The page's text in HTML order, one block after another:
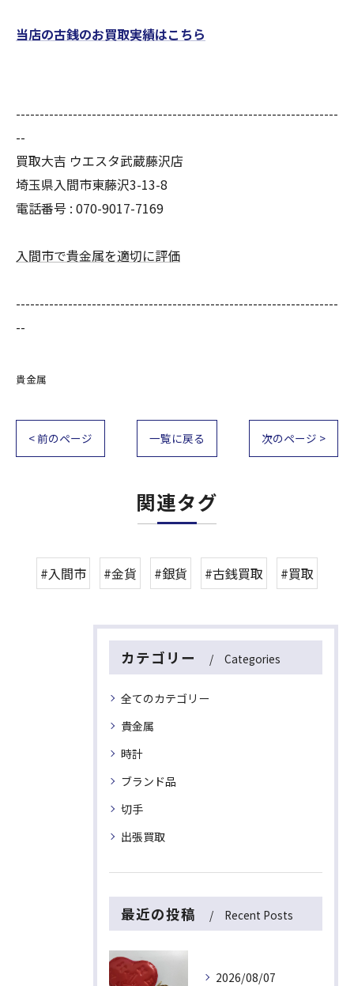
当店の古銭のお買取実績はこちら
--------------------------------------------------------------------
--
買取大吉 ウエスタ武蔵藤沢店
埼玉県入間市東藤沢3-13-8
電話番号 : 070-9017-7169
入間市で貴金属を適切に評価
--------------------------------------------------------------------
--
貴金属
< 前のページ 一覧に戻る 次のページ >
関連タグ
#入間市 #金貨 #銀貨 #古銭買取 #買取
カテゴリー Categories
全てのカテゴリー
貴金属
時計
ブランド品
切手
出張買取
最近の投稿 Recent Posts
2026/08/07